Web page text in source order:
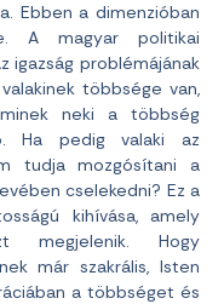
Ebben a dimenzióban
magyar politikai
igazság problémájának
többsége van,
neki a többség
Ha pedig valaki az
tudja mozgósítani a
cselekedni? Ez a
kihívása, amely
megjelenik. Hogy
már szakrális, Isten
a többséget és